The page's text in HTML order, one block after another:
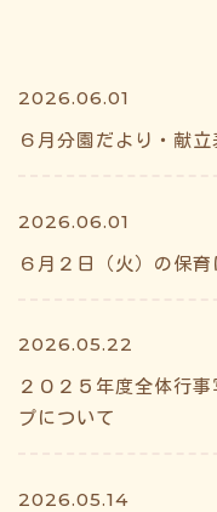
2026.06.01
６月分園だより・献
2026.06.01
６月２日（火）の保育
2026.05.22
２０２５年度全体行
プについて
2026.05.14